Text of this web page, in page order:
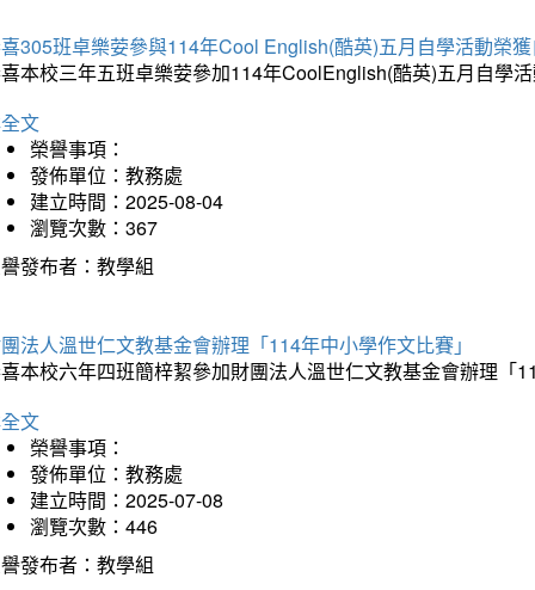
305班卓樂荌參與114年Cool English(酷英)五月自學活動榮
本校三年五班卓樂荌參加114年CoolEnglish(酷英)五月自學
文
榮譽事項：
發佈單位：教務處
建立時間：2025-08-04
瀏覽次數：367
發布者：教學組
法人溫世仁文教基金會辦理「114年中小學作文比賽」
本校六年四班簡梓絜參加財團法人溫世仁文教基金會辦理「
文
榮譽事項：
發佈單位：教務處
建立時間：2025-07-08
瀏覽次數：446
發布者：教學組